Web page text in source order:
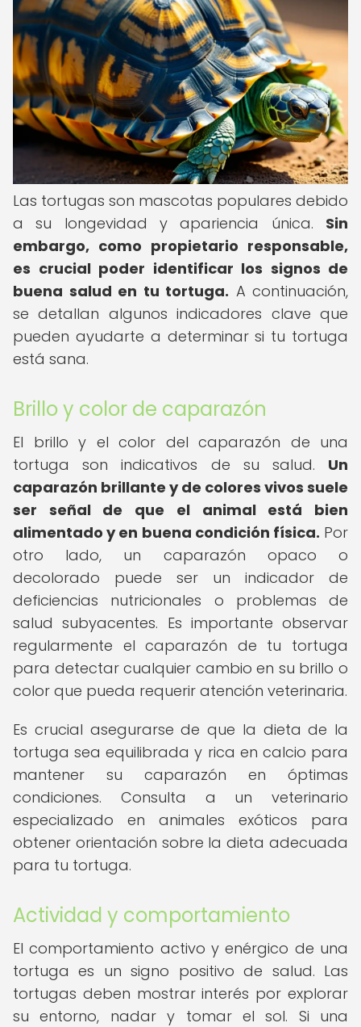
Las tortugas son mascotas populares debido
a su longevidad y apariencia única. Sin
embargo, como propietario responsable,
es crucial poder identificar los signos de
buena salud en tu tortuga. A continuación,
se detallan algunos indicadores clave que
pueden ayudarte a determinar si tu tortuga
está sana.
Brillo y color de caparazón
El brillo y el color del caparazón de una
tortuga son indicativos de su salud. Un
caparazón brillante y de colores vivos suele
ser señal de que el animal está bien
alimentado y en buena condición física. Por
otro lado, un caparazón opaco o
decolorado puede ser un indicador de
deficiencias nutricionales o problemas de
salud subyacentes. Es importante observar
regularmente el caparazón de tu tortuga
para detectar cualquier cambio en su brillo o
color que pueda requerir atención veterinaria.
Es crucial asegurarse de que la dieta de la
tortuga sea equilibrada y rica en calcio para
mantener su caparazón en óptimas
condiciones. Consulta a un veterinario
especializado en animales exóticos para
obtener orientación sobre la dieta adecuada
para tu tortuga.
Actividad y comportamiento
El comportamiento activo y enérgico de una
tortuga es un signo positivo de salud. Las
tortugas deben mostrar interés por explorar
su entorno, nadar y tomar el sol. Si una